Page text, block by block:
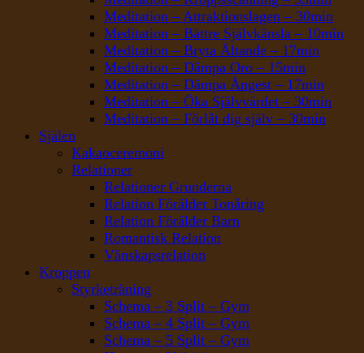
Meditation – Attraktionslagen – 30min
Meditation – Bättre Självkänsla – 10min
Meditation – Bryta Ältande – 17min
Meditation – Dämpa Oro – 15min
Meditation – Dämpa Ångest – 17min
Meditation – Öka Självvärdet – 30min
Meditation – Förlåt dig själv – 30min
Själen
Kakaoceremoni
Relationer
Relationer Grunderna
Relation Förälder Tonåring
Relation Förälder Barn
Romantisk Relation
Vänskapsrelation
Kroppen
Styrketräning
Schema – 3 Split – Gym
Schema – 4 Split – Gym
Schema – 5 Split – Gym